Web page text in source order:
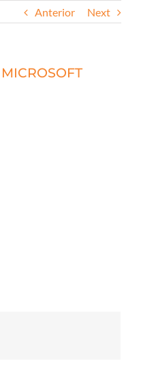
Anterior Next